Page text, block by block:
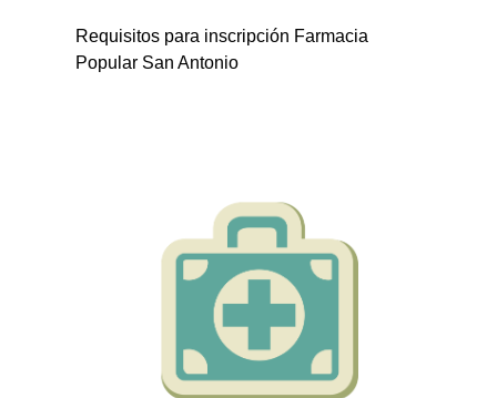
Requisitos para inscripción Farmacia
Popular San Antonio